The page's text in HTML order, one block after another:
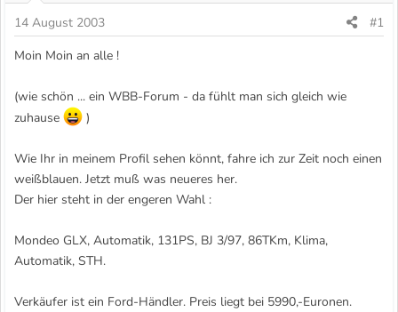
e
r
t
a
m
14 August 2003
#1
Moin Moin an alle !
(wie schön ... ein WBB-Forum - da fühlt man sich gleich wie
zuhause
)
Wie Ihr in meinem Profil sehen könnt, fahre ich zur Zeit noch einen
weißblauen. Jetzt muß was neueres her.
Der hier steht in der engeren Wahl :
Mondeo GLX, Automatik, 131PS, BJ 3/97, 86TKm, Klima,
Automatik, STH.
Verkäufer ist ein Ford-Händler. Preis liegt bei 5990,-Euronen.